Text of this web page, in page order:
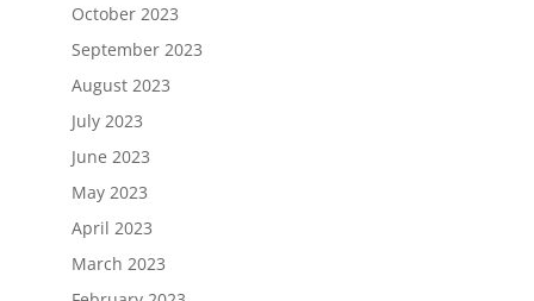
October 2023
September 2023
August 2023
July 2023
June 2023
May 2023
April 2023
March 2023